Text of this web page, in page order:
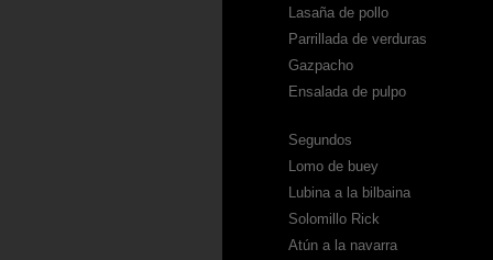
Lasaña de pollo
Parrillada de verduras
Gazpacho
Ensalada de pulpo
Segundos
Lomo de buey
Lubina a la bilbaina
Solomillo Rick
Atún a la navarra